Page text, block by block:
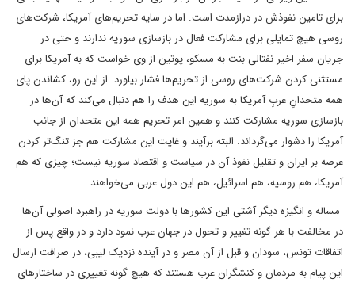
برای تامین نفوذش در درازمدت است. اما در سایه تحریم‌های آمریکا، شرکت‌های
روسی هیچ تمایلی برای مشارکت فعال در بازسازی سوریه ندارند و حتی در
جریان سفر اخیر نفتالی بنت به مسکو، پوتین از وی خواست که به آمریکا برای
مستثنی کردن شرکت‌های روسی از تحریم‌ها فشار بیاورد. از این رو، کشاندن پای
همه متحدانِ عربِ آمریکا به سوریه این هدف را هم دنبال می‌کند که آن‌ها در
بازسازی سوریه مشارکت کنند و همین امر تحریم همه این متحدان از جانب
آمریکا را دشوار می‌گرداند. البته برآیند و غایت این مشارکت هم جز تنگ‌تر کردن
عرصه بر ایران و تقلیل نفوذ آن در سیاست و اقتصاد سوریه نیست؛ چیزی که هم
آمریکا، هم روسیه، هم اسرائیل، هم این دول عربی می‌خواهند.
مساله و انگیزه دیگر آشتی این کشورها با دولت سوریه در راهبرد اصولی آن‌ها
در مخالفت با هر گونه تغییر و تحول در جهان عرب نمود دارد و در واقع پس از
اتفاقات تونس، سودان و قبل از آن مصر و در آینده نزدیک لیبی، در صرافت ارسال
این پیام به مردمان و کنشگران عرب هستند که هیچ گونه تغییری در ساختارهای